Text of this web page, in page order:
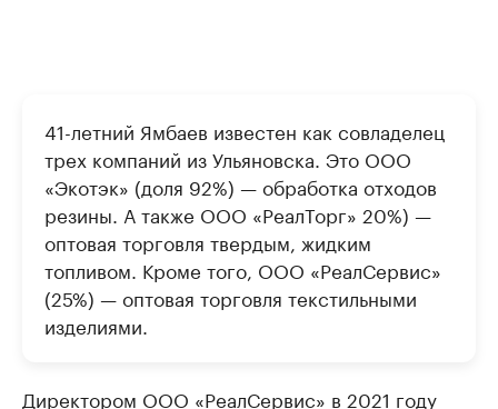
41-летний Ямбаев известен как совладелец
трех компаний из Ульяновска. Это ООО
«Экотэк» (доля 92%) — обработка отходов
резины. А также ООО «РеалТорг» 20%) —
оптовая торговля твердым, жидким
топливом. Кроме того, ООО «РеалСервис»
(25%) — оптовая торговля текстильными
изделиями.
Директором ООО «РеалСервис» в 2021 году